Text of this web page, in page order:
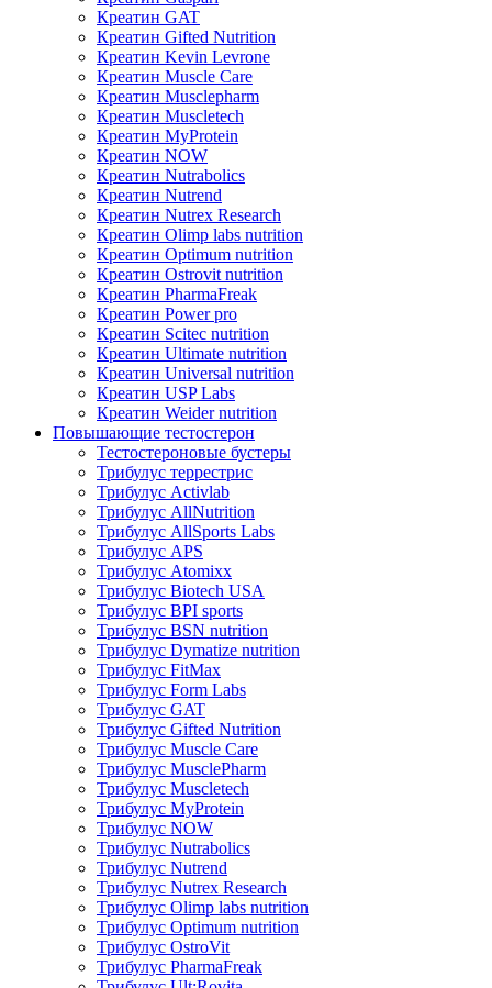
Креатин GAT
Креатин Gifted Nutrition
Креатин Kevin Levrone
Креатин Muscle Care
Креатин Musclepharm
Креатин Muscletech
Креатин MyProtein
Креатин NOW
Креатин Nutrabolics
Креатин Nutrend
Креатин Nutrex Research
Креатин Olimp labs nutrition
Креатин Optimum nutrition
Креатин Ostrovit nutrition
Креатин PharmaFreak
Креатин Power pro
Креатин Scitec nutrition
Креатин Ultimate nutrition
Креатин Universal nutrition
Креатин USP Labs
Креатин Weider nutrition
Повышающие тестостерон
Тестостероновые бустеры
Трибулус террестрис
Трибулус Activlab
Трибулус AllNutrition
Трибулус AllSports Labs
Трибулус APS
Трибулус Atomixx
Трибулус Biotech USA
Трибулус BPI sports
Трибулус BSN nutrition
Трибулус Dymatize nutrition
Трибулус FitMax
Трибулус Form Labs
Трибулус GAT
Трибулус Gifted Nutrition
Трибулус Muscle Care
Трибулус MusclePharm
Трибулус Muscletech
Трибулус MyProtein
Трибулус NOW
Трибулус Nutrabolics
Трибулус Nutrend
Трибулус Nutrex Research
Трибулус Olimp labs nutrition
Трибулус Optimum nutrition
Трибулус OstroVit
Трибулус PharmaFreak